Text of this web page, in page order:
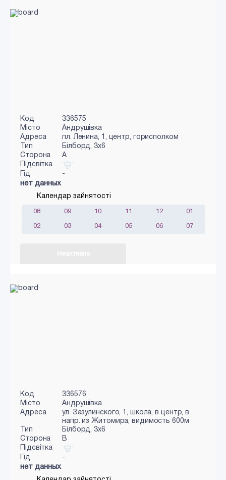
Код
336575
Місто
Андрушівка
Адреса
пл. Ленина, 1, центр, горисполком
Тип
Білборд, 3х6
Сторона
A
Підсвітка
Гід
-
нет данных
Календар зайнятості
08 09 10 11 12 01
02 03 04 05 06 07
Код
336576
Місто
Андрушівка
Адреса
ул. Зазулинского, 1, школа, в центр, в
напр. из Житомира, видимость 600м
Тип
Білборд, 3х6
Сторона
B
Підсвітка
Гід
-
нет данных